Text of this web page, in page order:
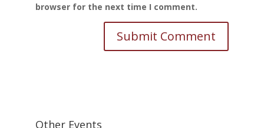
browser for the next time I comment.
Other Events